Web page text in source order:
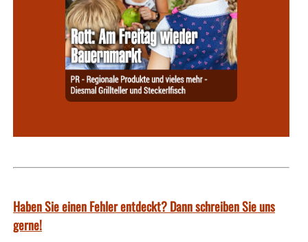
Haben Sie einen Fehler entdeckt? Dann schreiben Sie uns
gerne!